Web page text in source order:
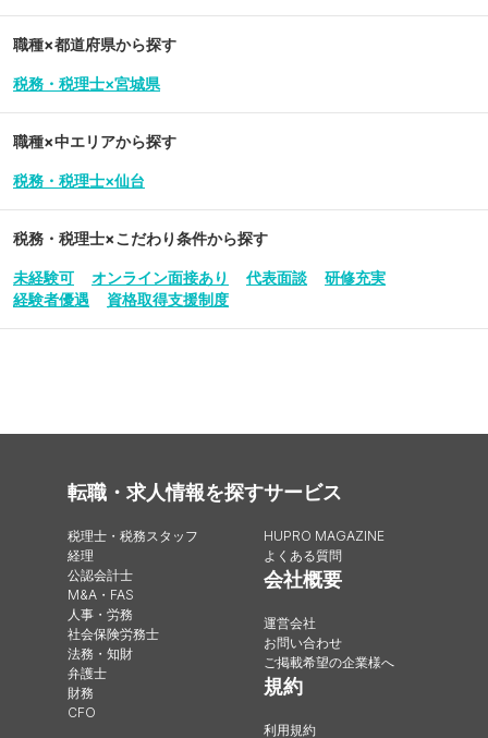
職種×都道府県から探す
税務・税理士×宮城県
職種×中エリアから探す
税務・税理士×仙台
税務・税理士×こだわり条件から探す
未経験可 オンライン面接あり 代表面談
研修充実
経験者優遇
資格取得支援制度
転職・求人情報を探す
税理士・税務スタッフ
経理
公認会計士
M&A・FAS
人事・労務
社会保険労務士
法務・知財
弁護士
財務
CFO
サービス
HUPRO MAGAZINE
よくある質問
会社概要
運営会社
お問い合わせ
ご掲載希望の企業様へ
規約
利用規約